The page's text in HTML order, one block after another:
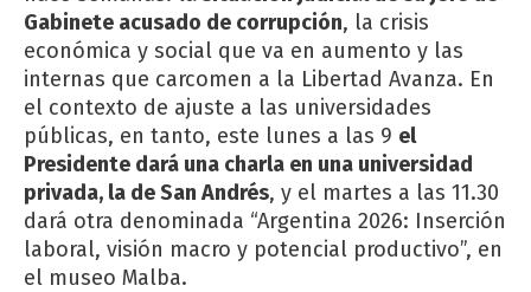
Gabinete acusado de corrupción, la crisis
económica y social que va en aumento y las
internas que carcomen a la Libertad Avanza. En
el contexto de ajuste a las universidades
públicas, en tanto, este lunes a las 9 el
Presidente dará una charla en una universidad
privada, la de San Andrés, y el martes a las 11.30
dará otra denominada “Argentina 2026: Inserción
laboral, visión macro y potencial productivo”, en
el museo Malba.